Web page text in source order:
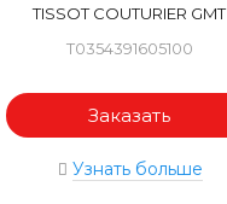
TISSOT COUTURIER GMT
T0354391605100
Заказать
Узнать больше